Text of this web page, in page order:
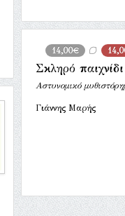
14,00€
Σκληρό παιχνίδι
Αστυνομικό
Γιάννης Μαρής